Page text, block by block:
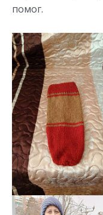
помог.